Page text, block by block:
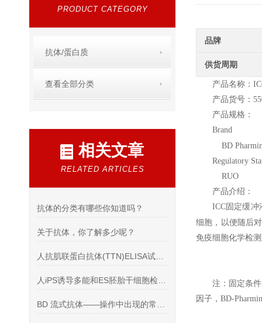
PRODUCT CATEGORY
抗体/蛋白质
查看全部分类
相关文章
RELATED ARTICLES
抗体的分类有哪些你知道吗？
关于抗体，你了解多少呢？
品牌
供货周期
产品名称：
产品货号：
产品规格：
Brand
BD
Regulatory
RUO
产品介绍：
ICC固定缓冲
细胞，以便随后
免疫细胞化学检
注：固定条
因子，BD-